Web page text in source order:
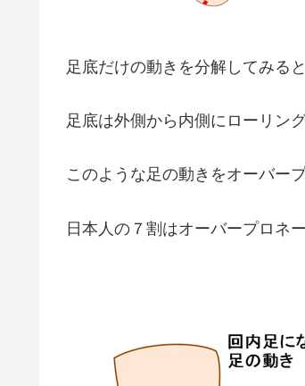
足底だけの動きを分解してみると
足底は外側から内側にローリン
このような足の動きをオーバー
日本人の７割はオーバープロネ